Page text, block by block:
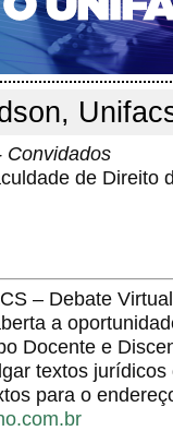
de Direito
– Debate
a
Docente e
textos
para o